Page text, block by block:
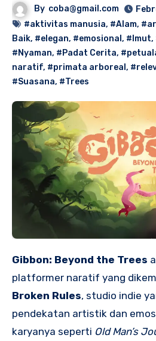
By coba@gmail.com
#aktivitas manusia, #Alam,
Baik, #elegan, #emosional , #Imut,
#Nyaman, #Padat Cerita,
naratif, #primata arboreal ,
#Suasana, #Trees
Gibbon: Beyond the Trees
platformer naratif yang
Broken Rules, studio indie
pendekatan artistik dan
karyanya seperti Old Man’s